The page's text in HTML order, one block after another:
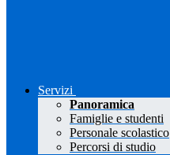
Servizi
Panoramica
Famiglie e studenti
Personale scolastico
Percorsi di studio